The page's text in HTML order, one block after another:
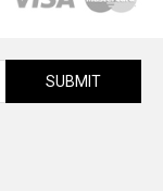
SUBMIT